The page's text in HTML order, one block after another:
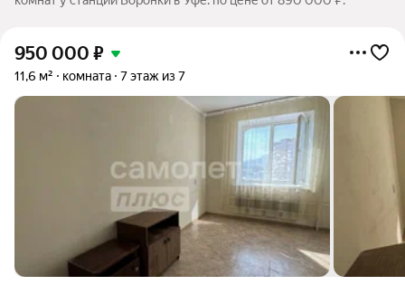
950 000 ₽
11,6 м² комната 7 этаж из 7